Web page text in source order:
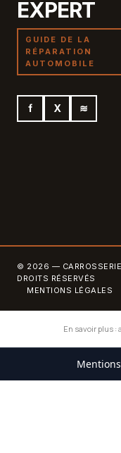
EXPERT
GUIDE DE LA
RÉPARATION
AUTOMOBILE
f X ≋
© 2026 — CARROSSERIE
DROITS RÉSERVÉS
MENTIONS LÉGALES
En savoir plus :